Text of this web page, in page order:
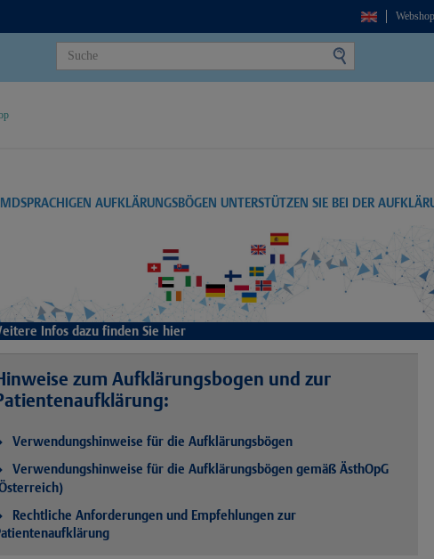
AUFKLÄRUNGSBÖGEN UNTERSTÜTZEN SIE BEI DER
Infos dazu finden Sie hier
zum Aufklärungsbogen und zur
Verwendungshinweise für die Aufklärungsbögen
Verwendungshinweise für die Aufklärungsbögen gemäß ÄsthOpG
Rechtliche Anforderungen und Empfehlungen zur